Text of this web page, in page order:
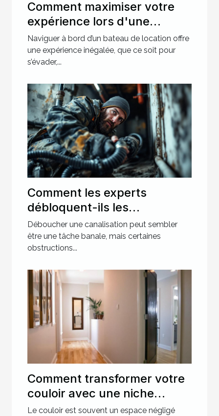
Comment maximiser votre
expérience lors d'une
location de bateau ?
Naviguer à bord d’un bateau de location offre
une expérience inégalée, que ce soit pour
s’évader,...
Comment les experts
débloquent-ils les
canalisations les plus
récalcitrantes ?
Déboucher une canalisation peut sembler
être une tâche banale, mais certaines
obstructions...
Comment transformer votre
couloir avec une niche
murale ?
Le couloir est souvent un espace négligé